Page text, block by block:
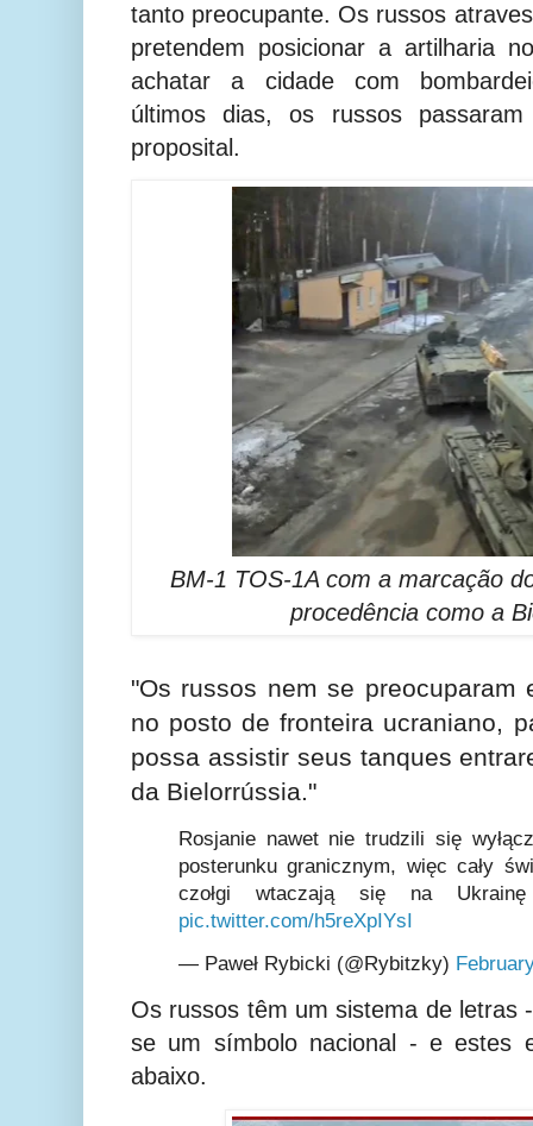
tanto preocupante. Os russos
pretendem posicionar a artilharia
achatar a cidade com
últimos dias, os russos
proposital.
BM-1 TOS-1A com a marcação
procedência como a
"Os russos nem se preocuparam
no posto de fronteira ucraniano,
possa assistir seus tanques
da Bielorrússia."
Rosjanie nawet nie trudzili się
posterunku granicznym, więc cały
czołgi wtaczają się na
pic.twitter.com/h5reXpIYsI
— Paweł Rybicki (@Rybitzky)
Os russos têm um sistema de letras
se um símbolo nacional - e estes
abaixo.